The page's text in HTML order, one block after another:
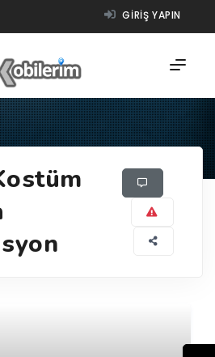
GIRIŞ YAPIN